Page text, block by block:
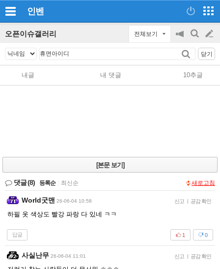
인벤
오픈이슈갤러리 전체보기
공
지
on/off
검
글
쓰
닫기
내글 내 댓글 10추글
[본문 보기]
댓글(8) 등록순 최신순 새로고침
World굿맨 26-06-04 10:58 신고 | 공감 확인
하필 옷 색상도 빨강 파랑 다 있네 ㅋㅋ
답글 0
1
사실난무 26-06-04 11:01 신고 | 공감 확인